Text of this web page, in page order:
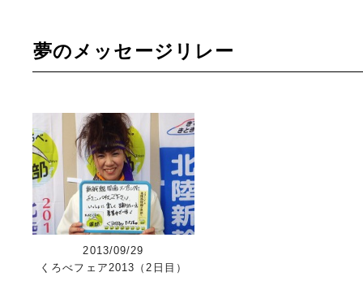
夢のメッセージリレー
2013/09/29
くろべフェア2013（2日目）